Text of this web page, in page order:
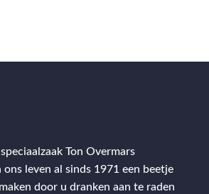
Ton Overmars
leven al sinds 1971 een beetje
door u dranken aan te raden